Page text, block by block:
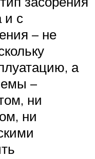
и с
– не
а
–
ни
ни